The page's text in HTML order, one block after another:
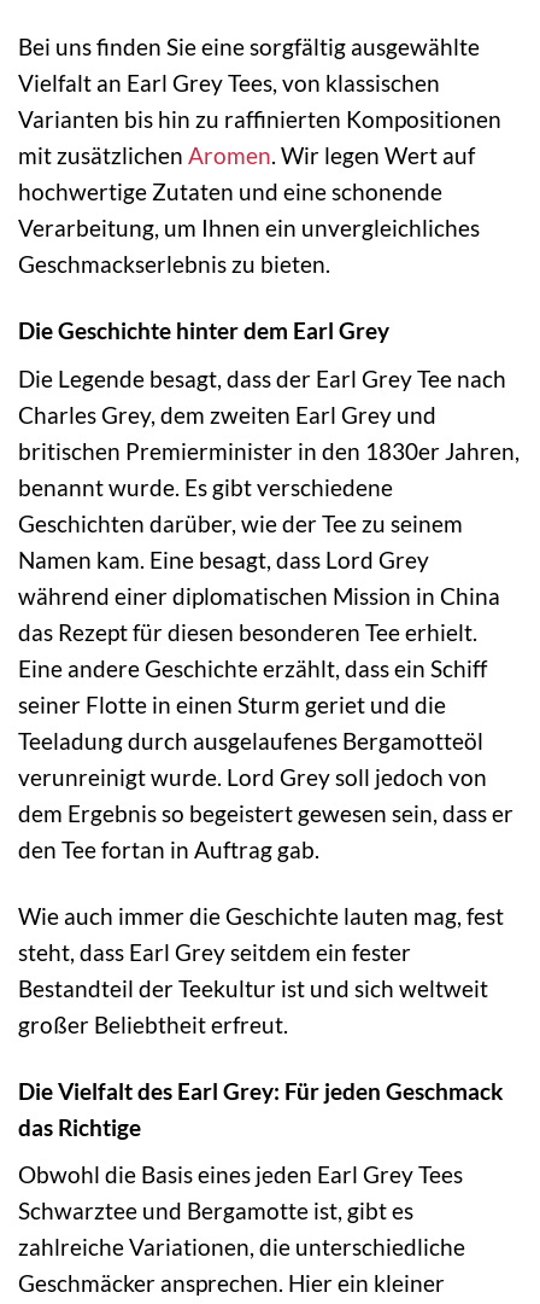
Bei uns finden Sie eine sorgfältig ausgewählte
Vielfalt an Earl Grey Tees, von klassischen
Varianten bis hin zu raffinierten Kompositionen
mit zusätzlichen Aromen. Wir legen Wert auf
hochwertige Zutaten und eine schonende
Verarbeitung, um Ihnen ein unvergleichliches
Geschmackserlebnis zu bieten.
Die Geschichte hinter dem Earl Grey
Die Legende besagt, dass der Earl Grey Tee nach
Charles Grey, dem zweiten Earl Grey und
britischen Premierminister in den 1830er Jahren,
benannt wurde. Es gibt verschiedene
Geschichten darüber, wie der Tee zu seinem
Namen kam. Eine besagt, dass Lord Grey
während einer diplomatischen Mission in China
das Rezept für diesen besonderen Tee erhielt.
Eine andere Geschichte erzählt, dass ein Schiff
seiner Flotte in einen Sturm geriet und die
Teeladung durch ausgelaufenes Bergamotteöl
verunreinigt wurde. Lord Grey soll jedoch von
dem Ergebnis so begeistert gewesen sein, dass er
den Tee fortan in Auftrag gab.
Wie auch immer die Geschichte lauten mag, fest
steht, dass Earl Grey seitdem ein fester
Bestandteil der Teekultur ist und sich weltweit
großer Beliebtheit erfreut.
Die Vielfalt des Earl Grey: Für jeden Geschmack
das Richtige
Obwohl die Basis eines jeden Earl Grey Tees
Schwarztee und Bergamotte ist, gibt es
zahlreiche Variationen, die unterschiedliche
Geschmäcker ansprechen. Hier ein kleiner